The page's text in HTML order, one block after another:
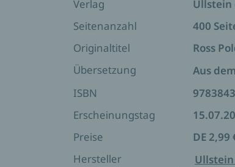
Verlag
Ullstein
Seitenanzahl
400
Originaltitel
Ross
Übersetzung
Aus
ISBN
Erscheinungstag
Preise
DE 2,99
Hersteller